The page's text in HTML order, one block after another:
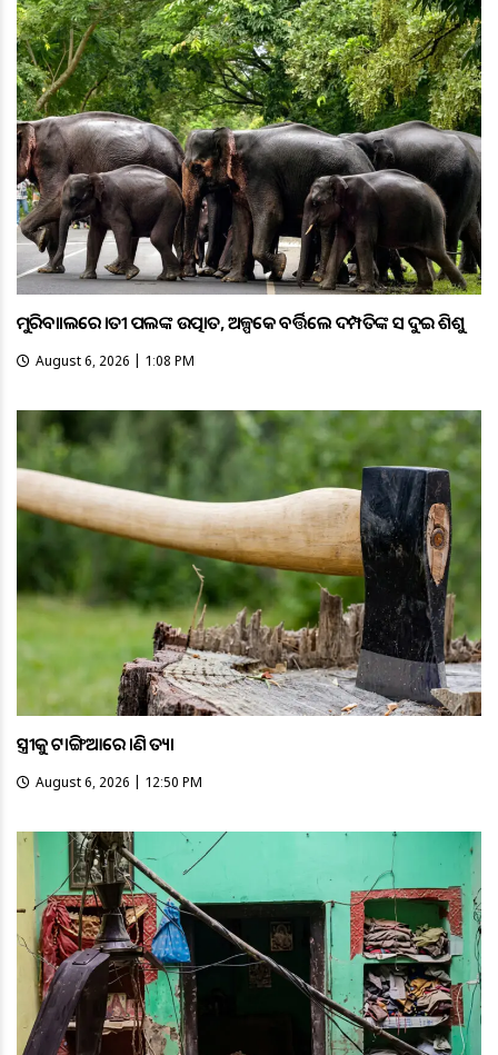
ମୁରିବାହାଲରେ ହାତୀ ପଲଙ୍କ ଉତ୍ପାତ, ଅଳ୍ପକେ ବର୍ତ୍ତିଲେ ଦମ୍ପତିଙ୍କ ସହ ଦୁଇ ଶିଶୁ
August 6, 2026 | 1:08 PM
ସ୍ତ୍ରୀକୁ ଟାଙ୍ଗିଆରେ ହାଣି ହତ୍ୟା
August 6, 2026 | 12:50 PM